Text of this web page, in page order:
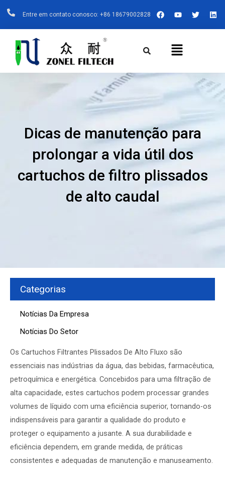
Para
Conteúdo
Entre em contato conosco: +86 18679002828
F
A
Y
O
B
E
T
W
L
I
Menu
Dicas de manutenção para
prolongar a vida útil dos
cartuchos de filtro plissados
de alto caudal
Categorias
Notícias Da Empresa
Notícias Do Setor
Os Cartuchos Filtrantes Plissados De Alto Fluxo são
essenciais nas indústrias da água, das bebidas, farmacêutica,
petroquímica e energética. Concebidos para uma filtração de
alta capacidade, estes cartuchos podem processar grandes
volumes de líquido com uma eficiência superior, tornando-os
indispensáveis para garantir a qualidade do produto e
proteger o equipamento a jusante. A sua durabilidade e
eficiência dependem, em grande medida, de práticas
consistentes e adequadas de manutenção e manuseamento.